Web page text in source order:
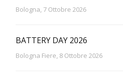
Bologna, 7 Ottobre 2026
BATTERY DAY 2026
Bologna Fiere, 8 Ottobre 2026